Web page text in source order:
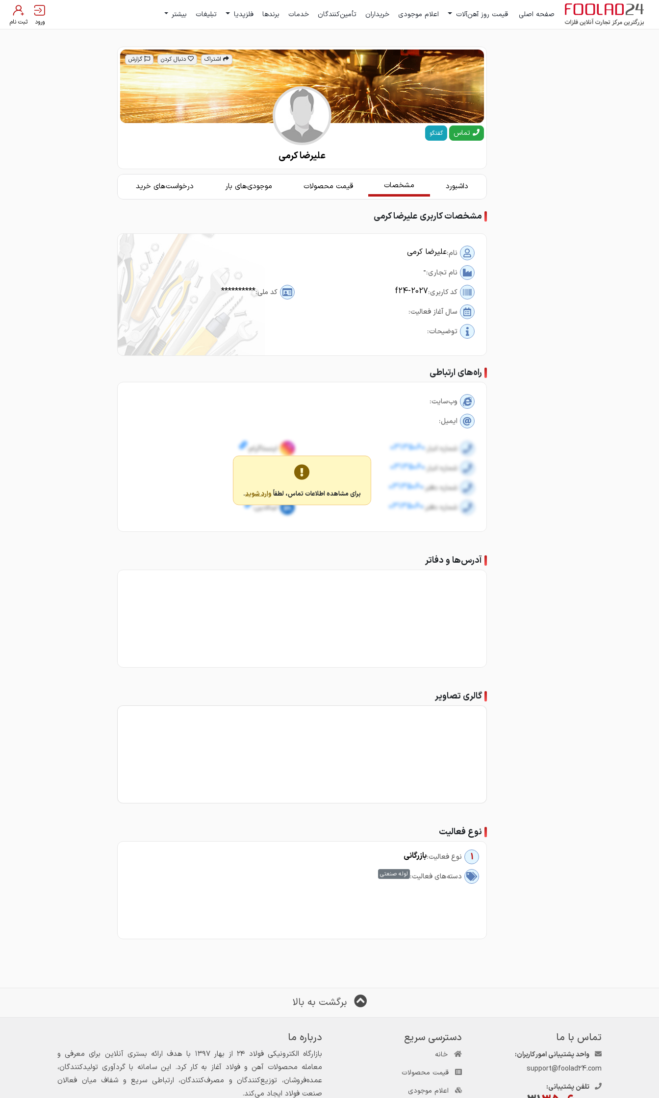
صفحه اصلی قیمت روز آهن‌آلات اعلام موجودی خریداران تأمین‌کنندگان خدمات برندها فلزپدیا تبلیغات بیشتر
ورود ثبت نام
اشتراک دنبال کردن گزارش
تماس گفتگو
علیرضا کرمی
داشبورد مشخصات قیمت محصولات موجودی‌های بار درخواست‌های خرید
مشخصات کاربری علیرضا کرمی
نام:علیرضا کرمی
نام تجاری:-
کد کاربری:f24-2027 کد ملی:**********
سال آغاز فعالیت:
توضیحات:
راه‌های ارتباطی
وب‌سایت:
ایمیل:
برای مشاهده اطلاعات تماس، لطفاً وارد شوید.
شماره انبار:03135060
شماره انبار:03135060
شماره دفتر:03135060
شماره دفتر:03135060
اینستاگرام:
تلگرام:
لینکدین:
آدرس‌ها و دفاتر
گالری تصاویر
نوع فعالیت
1
نوع فعالیت:بازرگانی
دسته‌های فعالیت: لوله صنعتی
برگشت به بالا
تماس با ما
واحد پشتیبانی امور کاربران:
support@foolad24.com
تلفن پشتیبانی:
دسترسی سریع
خانه
قیمت محصولات
اعلام موجودی
درباره ما
بازارگاه الکترونیکی فولاد ۲۴ از بهار ۱۳۹۷ با هدف ارائه بستری آنلاین برای معرفی و
معامله محصولات آهن و فولاد آغاز به کار کرد. این سامانه با گردآوری تولیدکنندگان،
عمده‌فروشان، توزیع‌کنندگان و مصرف‌کنندگان، ارتباطی سریع و شفاف میان فعالان
صنعت فولاد ایجاد می‌کند.